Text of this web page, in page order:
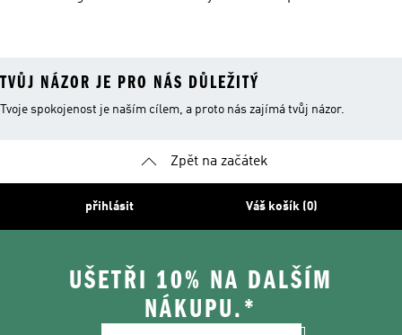
TVŮJ NÁZOR JE PRO NÁS DŮLEŽITÝ
Tvoje spokojenost je naším cílem, a proto nás zajímá tvůj názor.
Zpět na začátek
přihlásit Váš košík (0)
UŠETŘI 10% NA DALŠÍM
NÁKUPU.*